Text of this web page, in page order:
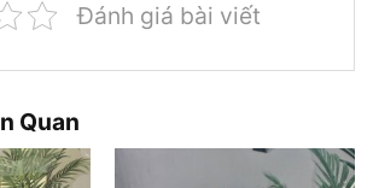
Đánh giá bài viết
Quan